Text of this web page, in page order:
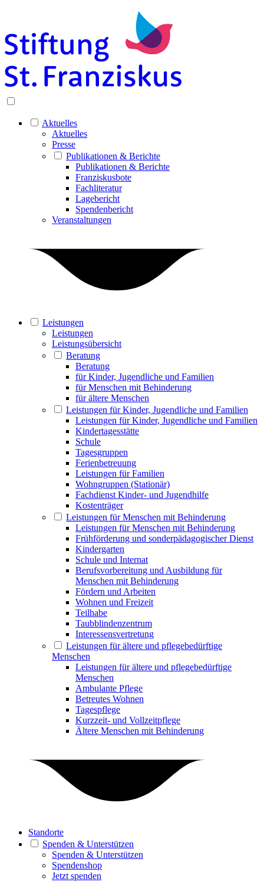
Aktuelles
Aktuelles
Presse
Publikationen & Berichte
Publikationen & Berichte
Franziskusbote
Fachliteratur
Lagebericht
Spendenbericht
Veranstaltungen
Leistungen
Leistungen
Leistungsübersicht
Beratung
Beratung
für Kinder, Jugendliche und Familien
für Menschen mit Behinderung
für ältere Menschen
Leistungen für Kinder, Jugendliche und Familien
Leistungen für Kinder, Jugendliche und Familien
Kindertagesstätte
Schule
Tagesgruppen
Ferienbetreuung
Leistungen für Familien
Wohngruppen (Stationär)
Fachdienst Kinder- und Jugendhilfe
Kostenträger
Leistungen für Menschen mit Behinderung
Leistungen für Menschen mit Behinderung
Frühförderung und sonderpädagogischer Dienst
Kindergarten
Schule und Internat
Berufsvorbereitung und Ausbildung für
Menschen mit Behinderung
Fördern und Arbeiten
Wohnen und Freizeit
Teilhabe
Taubblindenzentrum
Interessensvertretung
Leistungen für ältere und pflegebedürftige
Menschen
Leistungen für ältere und pflegebedürftige
Menschen
Ambulante Pflege
Betreutes Wohnen
Tagespflege
Kurzzeit- und Vollzeitpflege
Ältere Menschen mit Behinderung
Standorte
Spenden & Unterstützen
Spenden & Unterstützen
Spendenshop
Jetzt spenden